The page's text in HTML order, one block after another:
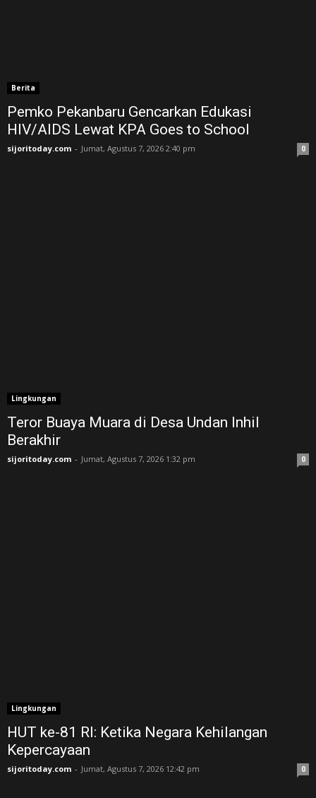
Berita
Pemko Pekanbaru Gencarkan Edukasi
HIV/AIDS Lewat KPA Goes to School
sijoritoday.com - Jumat, Agustus 7, 2026 2:40 pm 0
Lingkungan
Teror Buaya Muara di Desa Undan Inhil
Berakhir
sijoritoday.com - Jumat, Agustus 7, 2026 1:32 pm 0
Lingkungan
HUT ke-81 RI: Ketika Negara Kehilangan
Kepercayaan
sijoritoday.com - Jumat, Agustus 7, 2026 12:42 pm 0